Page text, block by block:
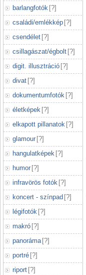
barlangfotók [?]
családi/emlékkép [?]
csendélet [?]
csillagászat/égbolt [?]
digit. illusztráció [?]
divat [?]
dokumentumfotók [?]
életképek [?]
elkapott pillanatok [?]
glamour [?]
hangulatképek [?]
humor [?]
infravörös fotók [?]
koncert - színpad [?]
légifotók [?]
makró [?]
panoráma [?]
portré [?]
riport [?]